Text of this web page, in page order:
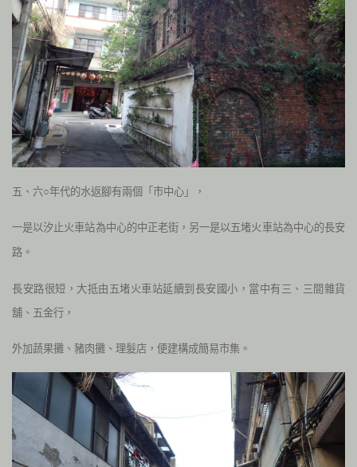
五、六○年代的水返腳有兩個「市中心」，
一是以汐止火車站為中心的中正老街， 另一是以五堵火車站為中心的長安
路。
長安路很短，大抵由五堵火車站延續到長安國小，當中有三、三間雜貨
舖、五金行，
外加蔬果攤、豬肉攤、理髮店，便建構成簡易市集。